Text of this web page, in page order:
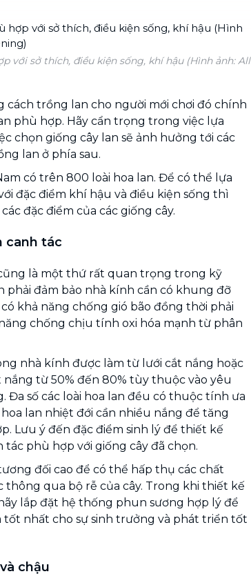
với sở thích, điều kiện sống, khí hậu (Hình ảnh: All
cách trồng lan cho người mới chơi đó chính
phù hợp. Hãy cẩn trọng trong việc lựa
chọn giống cây lan sẽ ảnh hưởng tới các
lan ở phía sau.
có trên 800 loài hoa lan. Để có thể lựa
đặc điểm khí hậu và điều kiện sống thì
đặc điểm của các giống cây.
canh tác
là một thứ rất quan trọng trong kỹ
phải đảm bảo nhà kính cần có khung đỡ
khả năng chống gió bão đồng thời phải
chống chịu tính oxi hóa mạnh từ phân
nhà kính được làm từ lưới cắt nắng hoặc
nắng từ 50% đến 80% tùy thuộc vào yêu
Đa số các loài hoa lan đều có thuộc tính ưa
lan nhiệt đới cần nhiều nắng để tăng
Lưu ý đến đặc điểm sinh lý để thiết kế
phù hợp với giống cây đã chọn.
đối cao để có thể hấp thụ các chất
thông qua bộ rễ của cây. Trong khi thiết kế
lắp đặt hệ thống phun sương hợp lý để
tốt nhất cho sự sinh trưởng và phát triển tốt
chậu